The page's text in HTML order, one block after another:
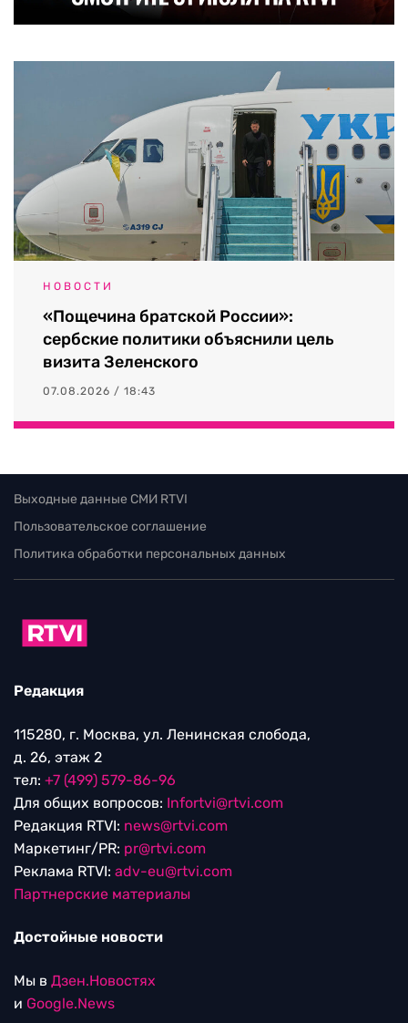
НОВОСТИ
«Пощечина братской России»:
сербские политики объяснили цель
визита Зеленского
07.08.2026 / 18:43
Выходные данные СМИ RTVI
Пользовательское соглашение
Политика обработки персональных данных
Редакция
115280, г. Москва, ул. Ленинская слобода,
д. 26, этаж 2
тел: +7 (499) 579-86-96
Для общих вопросов: Infortvi@rtvi.com
Редакция RTVI: news@rtvi.com
Маркетинг/PR: pr@rtvi.com
Реклама RTVI: adv-eu@rtvi.com
Партнерские материалы
Достойные новости
Мы в Дзен.Новостях
и Google.News